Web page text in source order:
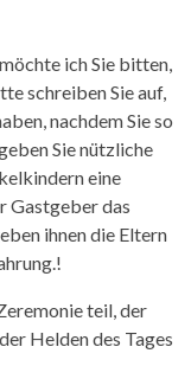
ich Sie bitten,
schreiben Sie auf,
nachdem Sie so
Sie nützliche
eine
Gastgeber das
ihnen die Eltern
teil, der
Helden des Tages